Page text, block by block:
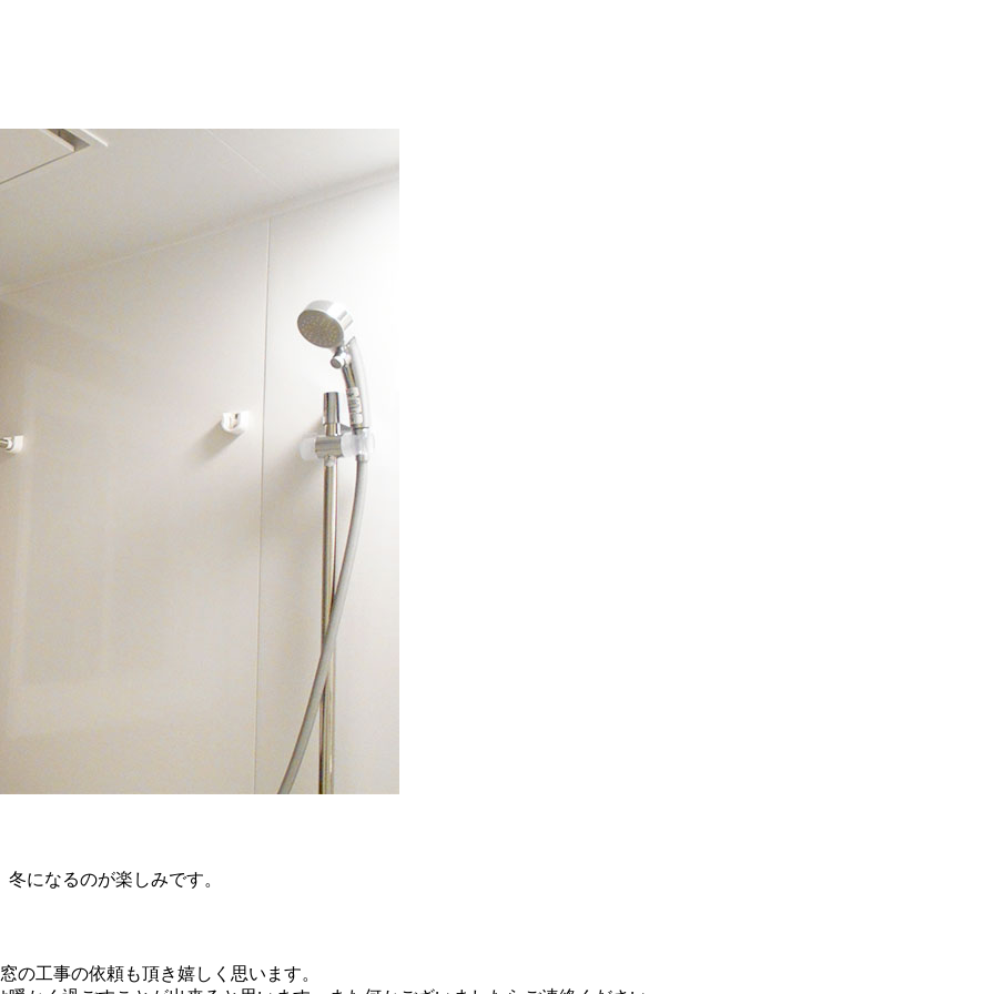
になるのが楽しみです。
の工事の依頼も頂き嬉しく思います。